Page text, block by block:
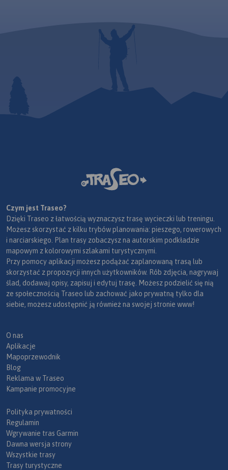
Czym jest Traseo?
Dzięki Traseo z łatwością wyznaczysz trasę wycieczki lub treningu.
Możesz skorzystać z kilku trybów planowania: pieszego, rowerowych
i narciarskiego. Plan trasy zobaczysz na autorskim podkładzie
mapowym z kolorowymi szlakami turystycznymi.
Przy pomocy aplikacji możesz podążać zaplanowaną trasą lub
skorzystać z propozycji innych użytkowników. Rób zdjęcia, nagrywaj
ślad, dodawaj opisy, zapisuj i edytuj trasę. Możesz podzielić się nią
ze społecznością Traseo lub zachować jako prywatną tylko dla
siebie, możesz udostępnić ją również na swojej stronie www!
O nas
Aplikacje
Mapoprzewodnik
Blog
Reklama w Traseo
Kampanie promocyjne
Polityka prywatności
Regulamin
Wgrywanie tras Garmin
Dawna wersja strony
Wszystkie trasy
Trasy turystyczne